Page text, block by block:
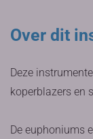
Over dit
Deze
koperblazers en
De euphoniums